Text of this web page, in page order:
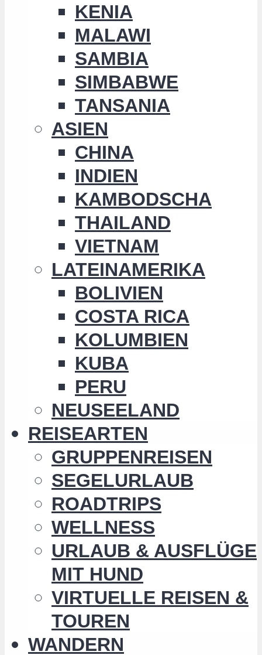
KENIA
MALAWI
SAMBIA
SIMBABWE
TANSANIA
ASIEN
CHINA
INDIEN
KAMBODSCHA
THAILAND
VIETNAM
LATEINAMERIKA
BOLIVIEN
COSTA RICA
KOLUMBIEN
KUBA
PERU
NEUSEELAND
REISEARTEN
GRUPPENREISEN
SEGELURLAUB
ROADTRIPS
WELLNESS
URLAUB & AUSFLÜGE
MIT HUND
VIRTUELLE REISEN &
TOUREN
WANDERN